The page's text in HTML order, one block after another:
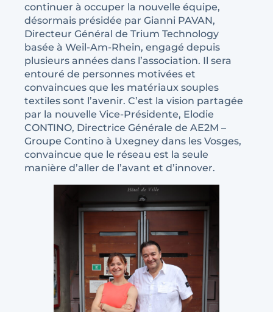
continuer à occuper la nouvelle équipe,
désormais présidée par Gianni PAVAN,
Directeur Général de Trium Technology
basée à Weil-Am-Rhein, engagé depuis
plusieurs années dans l’association. Il sera
entouré de personnes motivées et
convaincues que les matériaux souples
textiles sont l’avenir. C’est la vision partagée
par la nouvelle Vice-Présidente, Elodie
CONTINO, Directrice Générale de AE2M –
Groupe Contino à Uxegney dans les Vosges,
convaincue que le réseau est la seule
manière d’aller de l’avant et d’innover.